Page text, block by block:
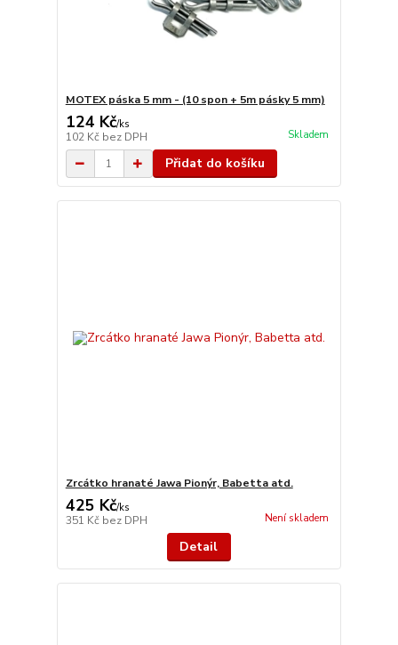
MOTEX páska 5 mm - (10 spon + 5m pásky 5 mm)
124 Kč/ks
102 Kč bez DPH Skladem
Přidat do košíku
Zrcátko hranaté Jawa Pionýr, Babetta atd.
425 Kč/ks
351 Kč bez DPH Není skladem
Detail